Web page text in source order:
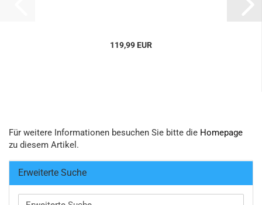
119,99 EUR
Für weitere Informationen besuchen Sie bitte die Homepage
zu diesem Artikel.
Erweiterte Suche
Erweiterte